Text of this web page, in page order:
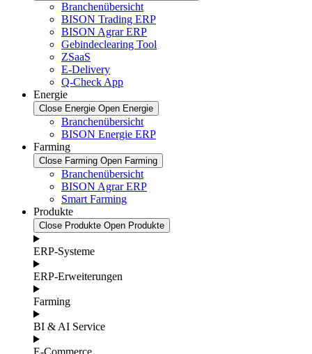
Branchenübersicht
BISON Trading ERP
BISON Agrar ERP
Gebindeclearing Tool
ZSaaS
E-Delivery
Q-Check App
Energie
Close Energie Open Energie
Branchenübersicht
BISON Energie ERP
Farming
Close Farming Open Farming
Branchenübersicht
BISON Agrar ERP
Smart Farming
Produkte
Close Produkte Open Produkte
ERP-Systeme
ERP-Erweiterungen
Farming
BI & AI Service
E-Commerce